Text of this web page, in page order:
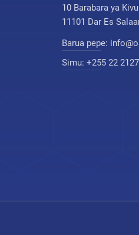
10 Barabara ya
11101 Dar Es
Barua pepe:
Simu: +255 22